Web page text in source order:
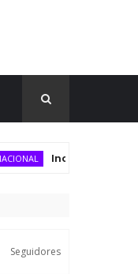
Incendio forestal
Seguidores